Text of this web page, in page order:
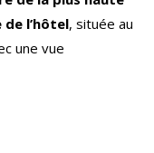
l’hôtel, située au
une vue